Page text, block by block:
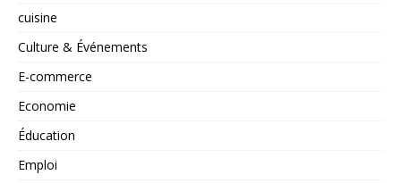
cuisine
Culture & Événements
E-commerce
Economie
Éducation
Emploi